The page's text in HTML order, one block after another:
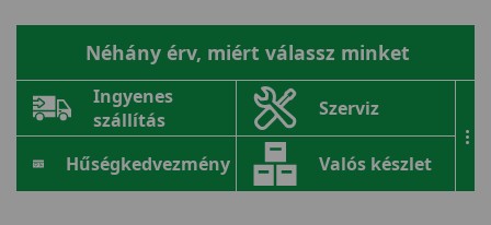
Néhány érv, miért válassz minket
Ingyenes
szállítás
Szerviz
Hűségkedvezmény Valós készlet
...